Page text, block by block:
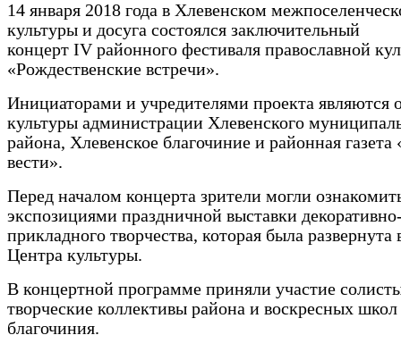
14 января 2018 года в Хлевенском
культуры и досуга состоялся заключительный
концерт IV районного фестиваля православной
«Рождественские встречи».
Инициаторами и учредителями проекта являются
культуры администрации Хлевенского
района, Хлевенское благочиние и районная
вести».
Перед началом концерта зрители могли
экспозициями праздничной выставки
прикладного творчества, которая была развернута
Центра культуры.
В концертной программе приняли участие
творческие коллективы района и воскресных школ
благочиния.